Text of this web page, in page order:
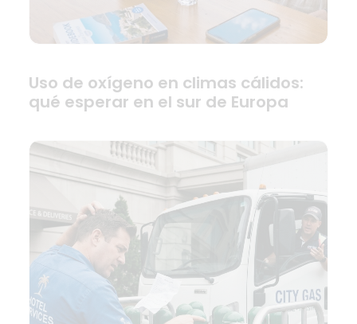
Uso de oxígeno en climas cálidos:
qué esperar en el sur de Europa